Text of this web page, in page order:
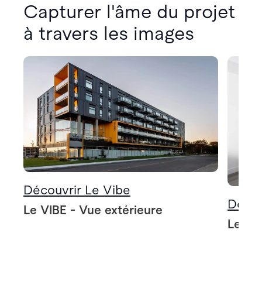
Capturer l'âme du projet
à travers les images
Découvrir Le Vibe
Le VIBE - Vue extérieure
Le